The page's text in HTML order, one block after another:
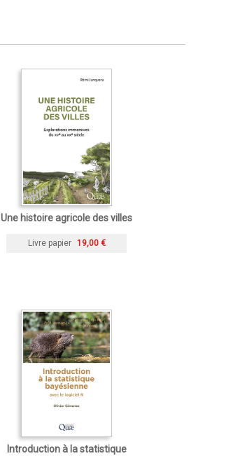
Une histoire agricole des villes
Livre papier 19,00 €
Introduction à la statistique